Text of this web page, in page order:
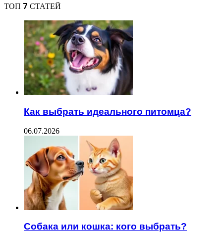
ТОП 7 СТАТЕЙ
Как выбрать идеального питомца?
06.07.2026
Собака или кошка: кого выбрать?